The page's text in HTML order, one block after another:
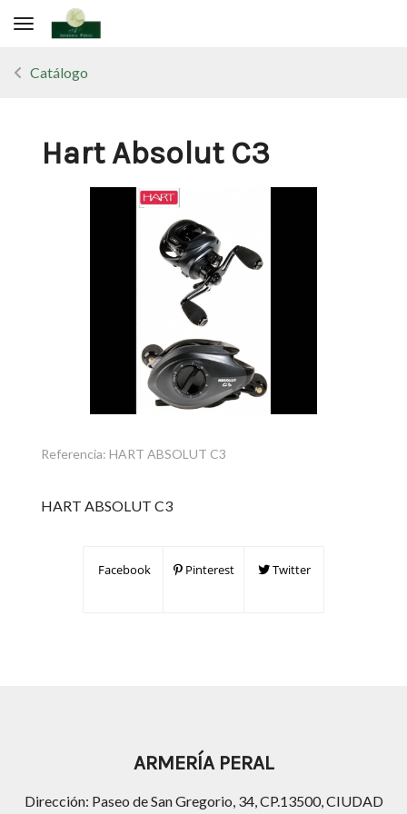
Toggle navigation
Catálogo
Hart Absolut C3
Referencia: HART ABSOLUT C3
HART ABSOLUT C3
Facebook Pinterest Twitter
ARMERÍA PERAL
Dirección: Paseo de San Gregorio, 34, CP.13500, CIUDAD